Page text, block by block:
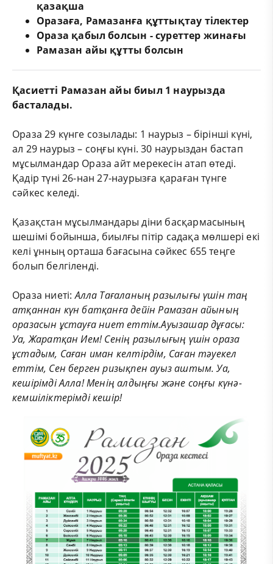
қазақша
Оразаға, Рамазанға құттықтау тілектер
Ораза қабыл болсын - суреттер жинағы
Рамазан айы құтты болсын
Қасиетті Рамазан айы биыл 1 наурызда
басталады.
Ораза 29 күнге созылады: 1 наурыз – бірінші күні,
ал 29 наурыз – соңғы күні. 30 наурыздан бастап
мұсылмандар Ораза айт мерекесін атап өтеді.
Қадір түні 26-нан 27-наурызға қараған түнге
сәйкес келеді.
Қазақстан мұсылмандары діни басқармасының
шешімі бойынша, биылғы пітір садақа мөлшері екі
келі ұнның орташа бағасына сәйкес 655 теңге
болып белгіленді.
Ораза ниеті:Алла Тағаланың разылығы үшін таң
атқаннан күн батқанға дейін Рамазан айының
оразасын ұстауға ниет еттім.Ауызашар дұғасы:
Уа, Жаратқан Ием! Сенің разылығың үшін ораза
ұстадым, Саған иман келтірдім, Саған тәуекел
еттім, Сен берген ризықпен ауыз аштым. Уа,
кешірімді Алла! Менің алдыңғы және соңғы күнә-
кемшіліктерімді кешір!